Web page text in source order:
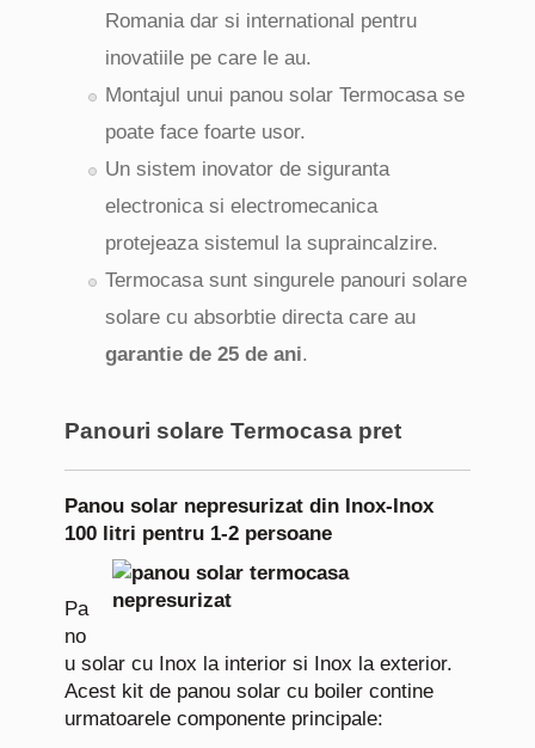
Romania dar si international pentru
inovatiile pe care le au.
Montajul unui panou solar Termocasa se
poate face foarte usor.
Un sistem inovator de siguranta
electronica si electromecanica
protejeaza sistemul la supraincalzire.
Termocasa sunt singurele panouri solare
solare cu absorbtie directa care au
garantie de 25 de ani.
Panouri solare Termocasa pret
Panou solar nepresurizat din Inox-Inox
100 litri pentru 1-2 persoane
Pa
no
u solar cu Inox la interior si Inox la exterior.
Acest kit de panou solar cu boiler contine
urmatoarele componente principale: